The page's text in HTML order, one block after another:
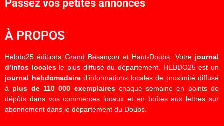
Passez vos petites annonces
À PROPOS
Hebdo25 éditions Grand Besançon et Haut-Doubs. Votre journal
d’infos localesle plus diffusé du département. HEBDO25 est un
journal hebdomadaired’informations locales de proximité diffusé
à plus de 110 000 exemplaireschaque semaine en points de
dépôts dans vos commerces locaux et en boîtes aux lettres sur
abonnement dans le département du Doubs.